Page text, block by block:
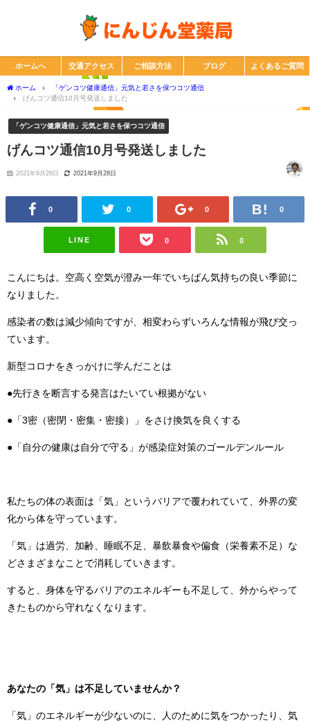
ホームへ 交通アクセス ご相談方法 ブログ よくあるご質問
ホーム
「ゲンコツ健康通信」元気と若さを保つコツ通信
げんコツ通信10月号発送しました
「ゲンコツ健康通信」元気と若さを保つコツ通信
げんコツ通信10月号発送しました
2021年9月28日 2021年9月28日
0 0 0 0
LINE 0 0
こんにちは。空高く空気が澄み一年でいちばん気持ちの良い季節に
なりました。
感染者の数は減少傾向ですが、相変わらずいろんな情報が飛び交っ
ています。
新型コロナをきっかけに学んだことは
●先行きを断言する発言はたいてい根拠がない
●「3密（密閉・密集・密接）」をさけ換気を良くする
●「自分の健康は自分で守る」が感染症対策のゴールデンルール
私たちの体の表面は「気」というバリアで覆われていて、外界の変
化から体を守っています。
「気」は過労、加齢、睡眠不足、暴飲暴食や偏食（栄養素不足）な
どさまざまなことで消耗していきます。
すると、身体を守るバリアのエネルギーも不足して、外からやって
きたものから守れなくなります。
あなたの「気」は不足していませんか？
「気」のエネルギーが少ないのに、人のために気をつかったり、気